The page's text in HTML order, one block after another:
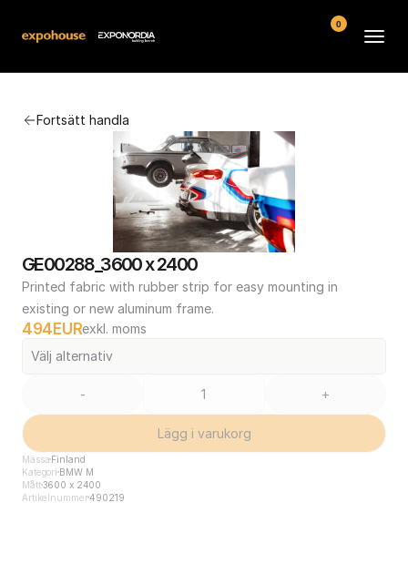
Fortsätt handla
GE00288_3600 x 2400
Printed fabric with rubber strip for easy mounting in
existing or new aluminum frame.
494 EURexkl. moms
Välj alternativ
- +
Lägg i varukorg
Mässa Finland
Kategori BMW M
Mått3600 x 2400
Artikelnummer490219
Kontakt
Köpvillkor
0